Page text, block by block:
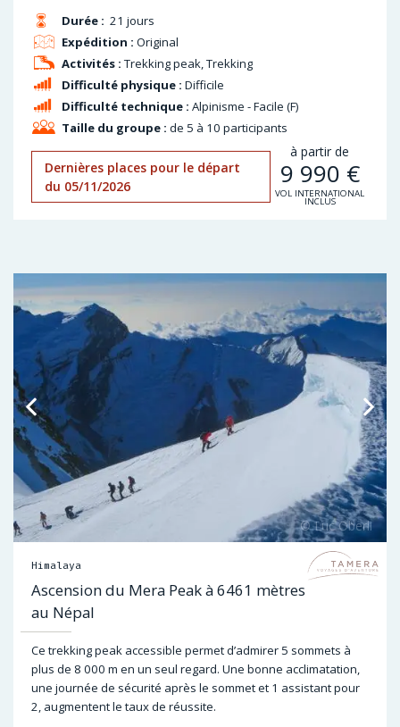
Durée : 21 jours
Difficulté physique : Difficile
Expédition : Original
Difficulté technique : Alpinisme - Facile (F)
Activités : Trekking peak, Trekking
Taille du groupe : de 5 à 10 participants
Dernières places pour le départ
du 05/11/2026
à partir de
9 990 €
VOL INTERNATIONAL
INCLUS
Himalaya
Ascension du Mera Peak à 6461 mètres
au Népal
Ce trekking peak accessible permet d’admirer 5 sommets à
plus de 8 000 m en un seul regard. Une bonne acclimatation,
une journée de sécurité après le sommet et 1 assistant pour
2, augmentent le taux de réussite.